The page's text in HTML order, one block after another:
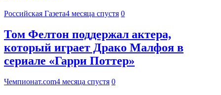
Российская Газета4 месяца спустя 0
Том Фелтон поддержал актера,
который играет Драко Малфоя в
сериале «Гарри Поттер»
Чемпионат.com4 месяца спустя 0